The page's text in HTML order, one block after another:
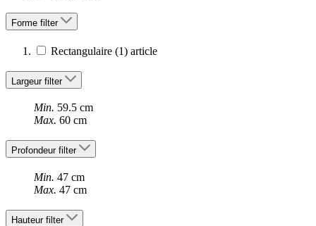
Forme filter
Rectangulaire (1) article
Largeur filter
Min. 59.5 cm
Max. 60 cm
Profondeur filter
Min. 47 cm
Max. 47 cm
Hauteur filter